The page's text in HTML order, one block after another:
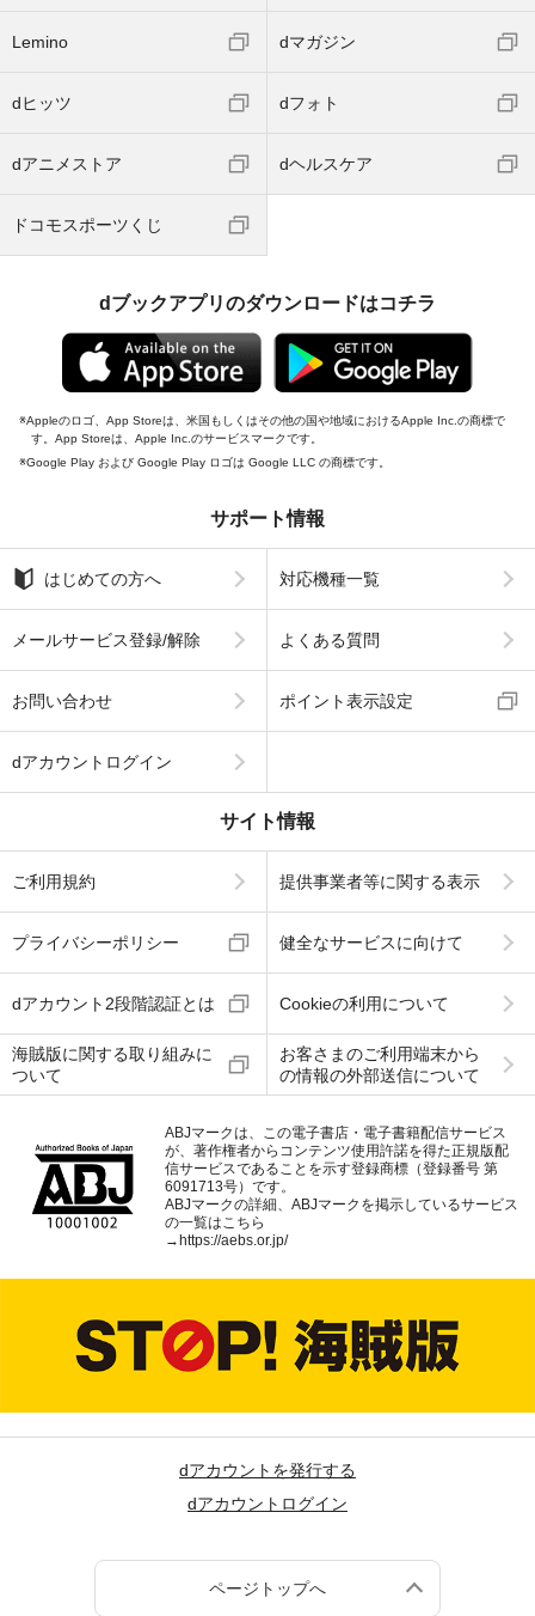
Lemino dマガジン
dヒッツ dフォト
dアニメストア dヘルスケア
ドコモスポーツくじ
dブックアプリのダウンロードはコチラ
Appleのロゴ、App Storeは、米国もしくはその他の国や地域におけるApple Inc.の商標で
す。App Storeは、Apple Inc.のサービスマークです。
Google Play および Google Play ロゴは Google LLC の商標です。
サポート情報
はじめての方へ 対応機種一覧
メールサービス登録/解除 よくある質問
お問い合わせ ポイント表示設定
dアカウントログイン
サイト情報
ご利用規約 提供事業者等に関する表示
プライバシーポリシー 健全なサービスに向けて
dアカウント2段階認証とは Cookieの利用について
海賊版に関する取り組みに
ついて
お客さまのご利用端末から
の情報の外部送信について
ABJマークは、この電子書店・電子書籍配信サービス
が、著作権者からコンテンツ使用許諾を得た正規版配
信サービスであることを示す登録商標（登録番号 第
6091713号）です。
ABJマークの詳細、ABJマークを掲示しているサービス
の一覧はこちら
→https://aebs.or.jp/
dアカウントを発行する
dアカウントログイン
ページトップへ